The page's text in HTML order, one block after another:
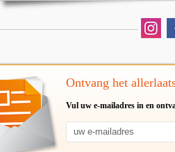
Ontvang het
Vul uw e-mailadres in en